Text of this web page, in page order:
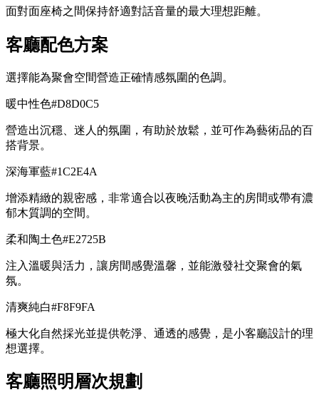
面對面座椅之間保持舒適對話音量的最大理想距離。
客廳配色方案
選擇能為聚會空間營造正確情感氛圍的色調。
暖中性色#D8D0C5
營造出沉穩、迷人的氛圍，有助於放鬆，並可作為藝術品的百
搭背景。
深海軍藍#1C2E4A
增添精緻的親密感，非常適合以夜晚活動為主的房間或帶有濃
郁木質調的空間。
柔和陶土色#E2725B
注入溫暖與活力，讓房間感覺溫馨，並能激發社交聚會的氣
氛。
清爽純白#F8F9FA
極大化自然採光並提供乾淨、通透的感覺，是小客廳設計的理
想選擇。
客廳照明層次規劃